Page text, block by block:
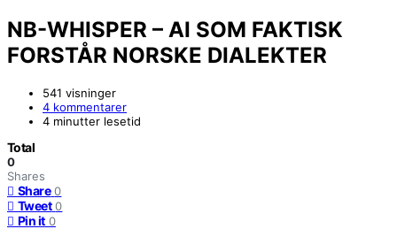
NB-WHISPER – AI SOM FAKTISK
FORSTÅR NORSKE DIALEKTER
541 visninger
4 kommentarer
4 minutter lesetid
Total
0
Shares
Share 0
Tweet 0
Pin it 0